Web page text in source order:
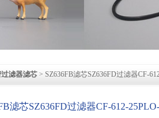
滤器滤芯 > SZ636FB滤芯SZ636FD过滤器CF-
滤芯SZ636FD过滤器CF-612-